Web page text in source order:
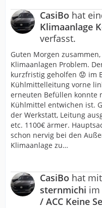
CasiBo hat
Klimaanlage
verfasst.
Guten Morgen
Klimaanlagen Problem.
kurzfristig geholfen 😟 im
Kühlmittelleitung vorne
erneuten Befüllen konnte
Kühlmittel entwichen ist.
der Werkstatt, Leitung
etc. 1100€ ärmer.
schon nervig bei den
Klimaanlage zu…
CasiBo hat mit
sternmichi im
/ ACC Keine